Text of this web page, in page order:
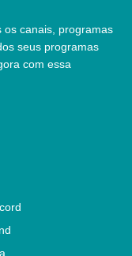
os canais, programas
seus programas
com essa